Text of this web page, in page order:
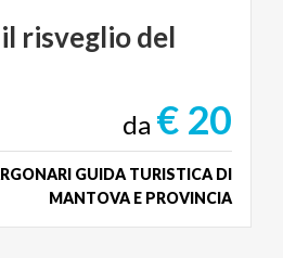
il risvegliodel
da € 20
GUIDA TURISTICA DI
MANTOVA E PROVINCIA